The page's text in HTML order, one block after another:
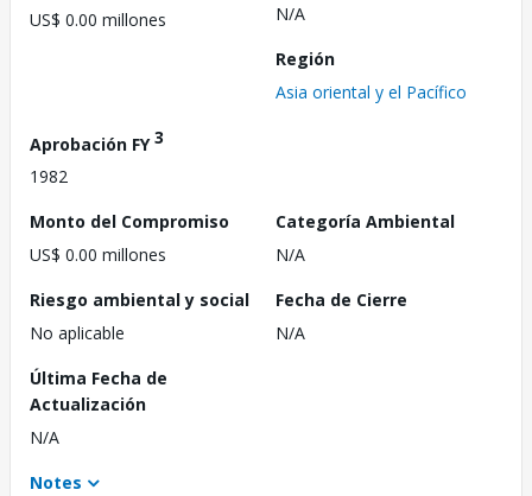
US$ 0.00 millones
N/A
Región
Asia oriental y el Pacífico
Aprobación FY3
1982
Monto del Compromiso
US$ 0.00 millones
Categoría Ambiental
N/A
Riesgo ambiental y social
No aplicable
Fecha de Cierre
N/A
Última Fecha de
Actualización
N/A
Notes